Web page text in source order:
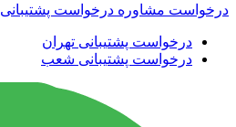
درخواست مشاوره درخواست پشتیبانی
درخواست پشتیبانی تهران
درخواست پشتیبانی شعب